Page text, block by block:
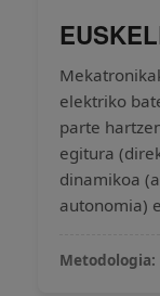
elektriko
parte
egitura
dinamikoa
autonomia)
Metodologia: